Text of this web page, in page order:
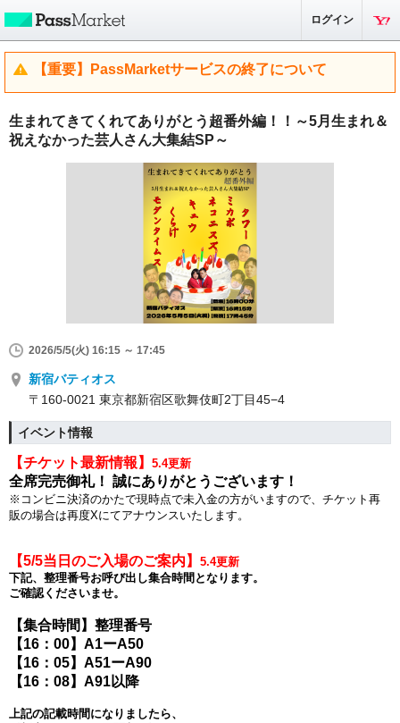
ログイン
【重要】PassMarketサービスの終了について
生まれてきてくれてありがとう超番外編！！～5月生まれ＆
祝えなかった芸人さん大集結SP～
2026/5/5(火) 16:15 ～ 17:45
新宿バティオス
〒160-0021 東京都新宿区歌舞伎町2丁目45−4
イベント情報
【チケット最新情報】 5.4更新
全席完売御礼！ 誠にありがとうございます！
※コンビニ決済のかたで現時点で未入金の方がいますので、チケット再
販の場合は再度Xにてアナウンスいたします。
【5/5当日のご入場のご案内】 5.4更新
下記、整理番号お呼び出し集合時間となります。
ご確認くださいませ。
【集合時間】整理番号
【16：00】A1ーA50
【16：05】A51ーA90
【16：08】A91以降
上記の記載時間になりましたら、